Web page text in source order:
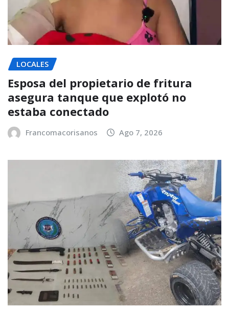
LOCALES
Esposa del propietario de fritura
asegura tanque que explotó no
estaba conectado
Francomacorisanos Ago 7, 2026